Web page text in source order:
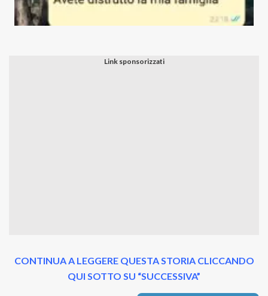
CONTINUA A LEGGERE QUESTA STORIA CLICCANDO
QUI SOTTO SU “SUCCESSIVA”